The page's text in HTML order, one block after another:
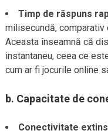
Timp de răspuns
milisecundă, comparativ
Aceasta înseamnă că
instantaneu, ceea ce
cum ar fi jocurile online
b. Capacitate de
Conectivitate